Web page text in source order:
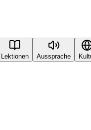
Lektionen Aussprache